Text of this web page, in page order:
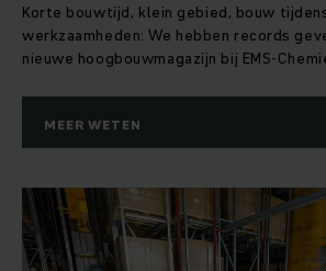
Korte bouwtijd, klein gebied, bouw
werkzaamheden: We hebben records
nieuwe hoogbouwmagazijn bij EMS-
MEER WETEN